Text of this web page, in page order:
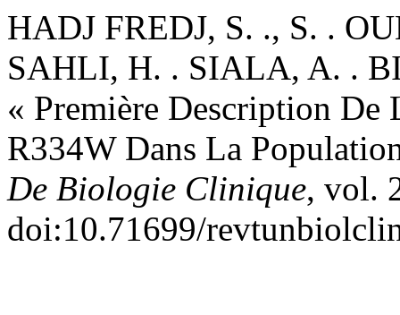
HADJ FREDJ, S. ., S. .
SAHLI, H. . SIALA, A. .
« Première Description
R334W Dans La
De Biologie Clinique, vol.
doi:10.71699/